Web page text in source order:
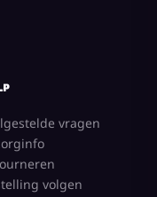
vragen
volgen